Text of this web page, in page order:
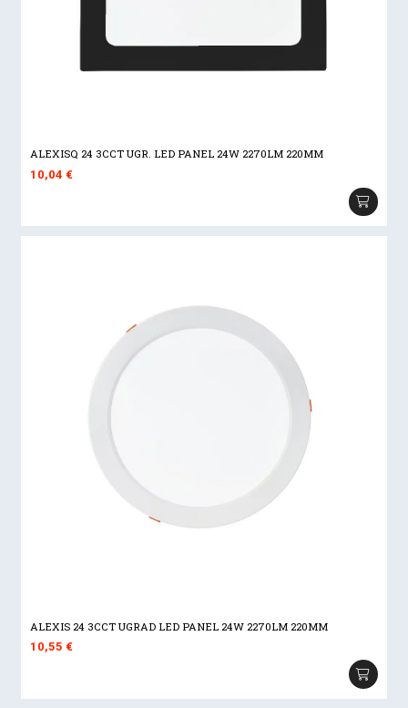
ALEXISQ 24 3CCT UGR. LED PANEL 24W 2270LM 220MM
10,04€
ALEXIS 24 3CCT UGRAD LED PANEL 24W 2270LM 220MM
10,55€